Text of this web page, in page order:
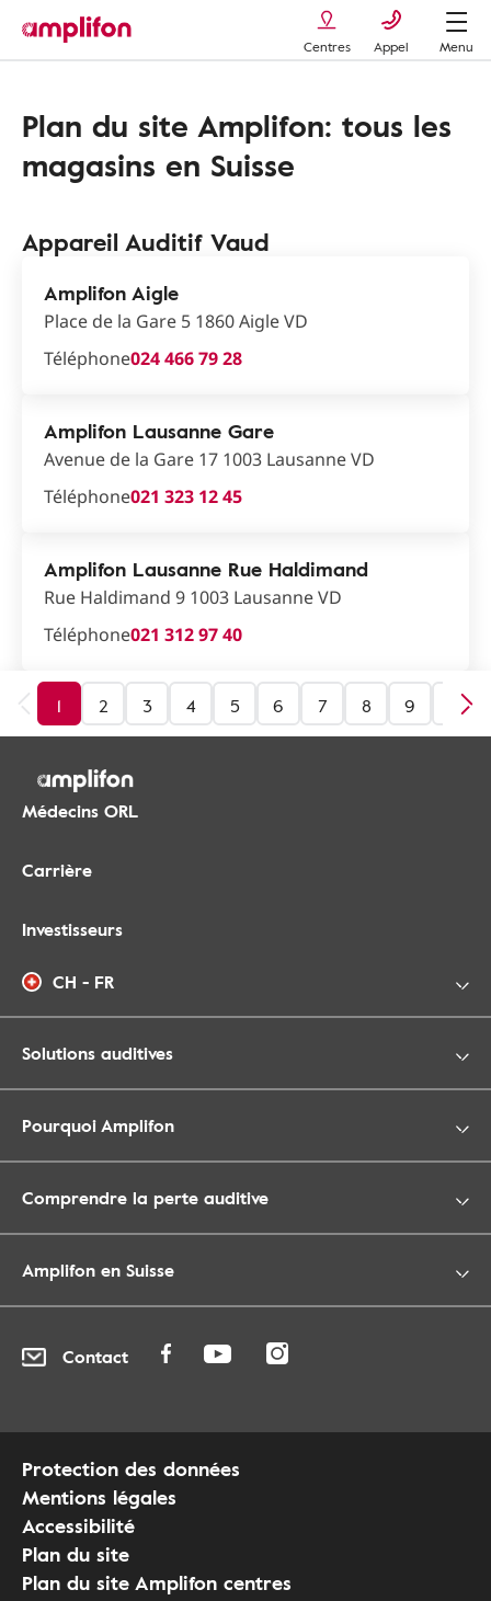
Centres Appel Menu
Plan du site Amplifon: tous les
magasins en Suisse
Appareil Auditif Vaud
Amplifon Aigle
Place de la Gare 5 1860 Aigle VD
Téléphone024 466 79 28
Amplifon Lausanne Gare
Avenue de la Gare 17 1003 Lausanne VD
Téléphone021 323 12 45
Amplifon Lausanne Rue Haldimand
Rue Haldimand 9 1003 Lausanne VD
Téléphone021 312 97 40
1 2 3 4 5 6 7 8 9 10
Médecins ORL
Carrière
Investisseurs
CH - FR
Solutions auditives
Pourquoi Amplifon
Comprendre la perte auditive
Amplifon en Suisse
Contact
Protection des données
Mentions légales
Accessibilité
Plan du site
Plan du site Amplifon centres